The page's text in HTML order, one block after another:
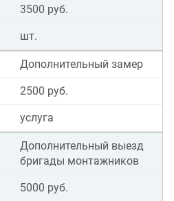
3500 руб.
шт.
Дополнительный замер
2500 руб.
услуга
Дополнительный выезд
бригады монтажников
5000 руб.